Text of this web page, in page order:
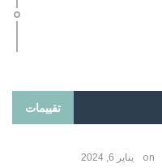
تقييمات
يناير 25, 2026